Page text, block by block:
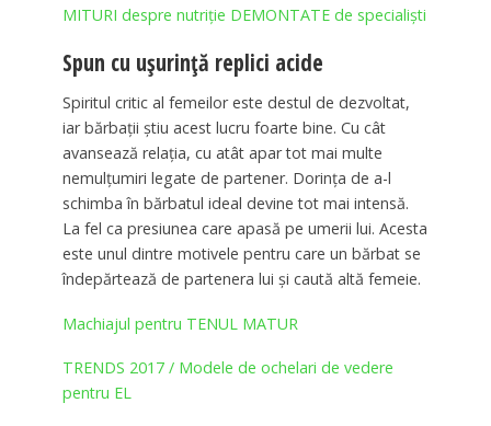
MITURI despre nutriție DEMONTATE de specialiști
Spun cu ușurință replici acide
Spiritul critic al femeilor este destul de dezvoltat,
iar bărbații știu acest lucru foarte bine. Cu cât
avansează relația, cu atât apar tot mai multe
nemulțumiri legate de partener. Dorința de a-l
schimba în bărbatul ideal devine tot mai intensă.
La fel ca presiunea care apasă pe umerii lui. Acesta
este unul dintre motivele pentru care un bărbat se
îndepărtează de partenera lui și caută altă femeie.
Machiajul pentru TENUL MATUR
TRENDS 2017 / Modele de ochelari de vedere
pentru EL